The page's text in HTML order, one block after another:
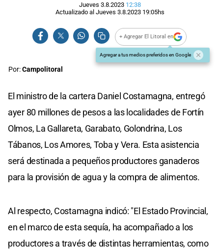
Jueves 3.8.2023 12:38
Actualizado al Jueves 3.8.2023 19:05hs
+ Agregar El Litoral en
Agregar a tus medios preferidos en Google
Por:Campolitoral
El ministro de la cartera Daniel Costamagna, entregó
ayer 80 millones de pesos a las localidades de Fortín
Olmos, La Gallareta, Garabato, Golondrina, Los
Tábanos, Los Amores, Toba y Vera. Esta asistencia
será destinada a pequeños productores ganaderos
para la provisión de agua y la compra de alimentos.
Al respecto, Costamagna indicó: "El Estado Provincial,
en el marco de esta sequía, ha acompañado a los
productores a través de distintas herramientas, como